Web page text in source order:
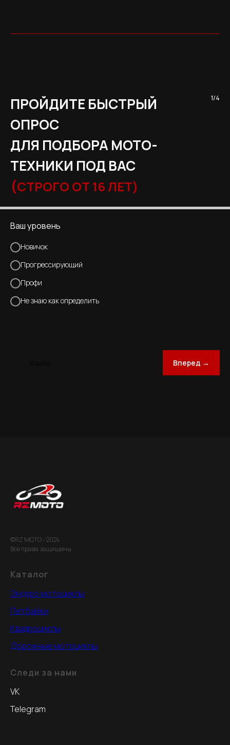
ПРОЙДИТЕ БЫСТРЫЙ
ОПРОС
ДЛЯ ПОДБОРА МОТО-
ТЕХНИКИ ПОД ВАС
(СТРОГО ОТ 16 ЛЕТ)
1/4
Ваш уровень
Новичок
Прогрессирующий
Профи
Не знаю как определить
Вперед →
©RZ MOTO - 2024
Все права защищены
Каталог
Эндуро мотоциклы
Питбайки
Квадроциклы
Дорожные мотоциклы
Следи за нами
VK
Telegram